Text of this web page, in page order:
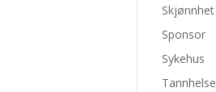
Skjønnhet
Sponsor
Sykehus
Tannhelse